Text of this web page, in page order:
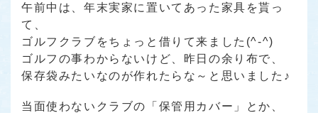
午前中は、年末実家に置いてあった家具を貰っ
て、
ゴルフクラブをちょっと借りて来ました(^-^)
ゴルフの事わからないけど、昨日の余り布で、
保存袋みたいなのが作れたらな～と思いました♪
当面使わないクラブの「保管用カバー」とか、